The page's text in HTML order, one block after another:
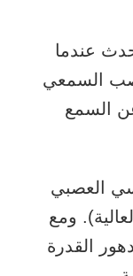
عندما
السمعي
السمع
العصبي
ومع
القدرة